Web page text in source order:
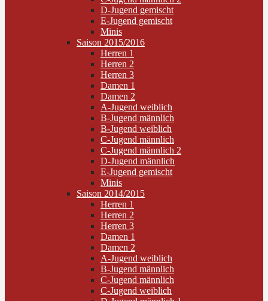
D-Jugend gemischt
E-Jugend gemischt
Minis
Saison 2015/2016
Herren 1
Herren 2
Herren 3
Damen 1
Damen 2
A-Jugend weiblich
B-Jugend männlich
B-Jugend weiblich
C-Jugend männlich
C-Jugend männlich 2
D-Jugend männlich
E-Jugend gemischt
Minis
Saison 2014/2015
Herren 1
Herren 2
Herren 3
Damen 1
Damen 2
A-Jugend weiblich
B-Jugend männlich
C-Jugend männlich
C-Jugend weiblich